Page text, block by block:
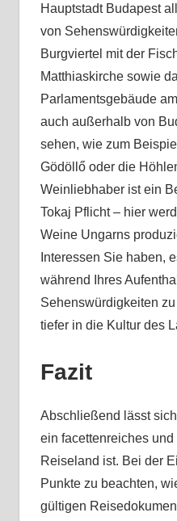
Hauptstadt Budapest
von
Burgviertel mit der
Matthiaskirche sowie
Parlamentsgebäude
auch außerhalb von
sehen, wie zum
Gödöllő oder die
Weinliebhaber ist ein
Tokaj Pflicht – hier
Weine Ungarns
Interessen Sie haben,
während Ihres
Sehenswürdigkeiten
tiefer in die Kultur des
Fazit
Abschließend lässt
ein facettenreiches
Reiseland ist. Bei der
Punkte zu beachten,
gültigen